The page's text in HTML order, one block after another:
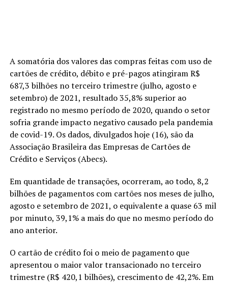
A somatória dos valores das compras feitas com uso de
cartões de crédito, débito e pré-pagos atingiram R$
687,3 bilhões no terceiro trimestre (julho, agosto e
setembro) de 2021, resultado 35,8% superior ao
registrado no mesmo período de 2020, quando o setor
sofria grande impacto negativo causado pela pandemia
de covid-19. Os dados, divulgados hoje (16), são da
Associação Brasileira das Empresas de Cartões de
Crédito e Serviços (Abecs).
Em quantidade de transações, ocorreram, ao todo, 8,2
bilhões de pagamentos com cartões nos meses de julho,
agosto e setembro de 2021, o equivalente a quase 63 mil
por minuto, 39,1% a mais do que no mesmo período do
ano anterior.
O cartão de crédito foi o meio de pagamento que
apresentou o maior valor transacionado no terceiro
trimestre (R$ 420,1 bilhões), crescimento de 42,2%. Em